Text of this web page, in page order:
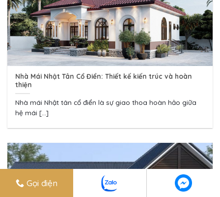
Nhà Mái Nhật Tân Cổ Điển: Thiết kế kiến trúc và hoàn
thiện
Nhà mái Nhật tân cổ điển là sự giao thoa hoàn hảo giữa
hệ mái [...]
Gọi điện